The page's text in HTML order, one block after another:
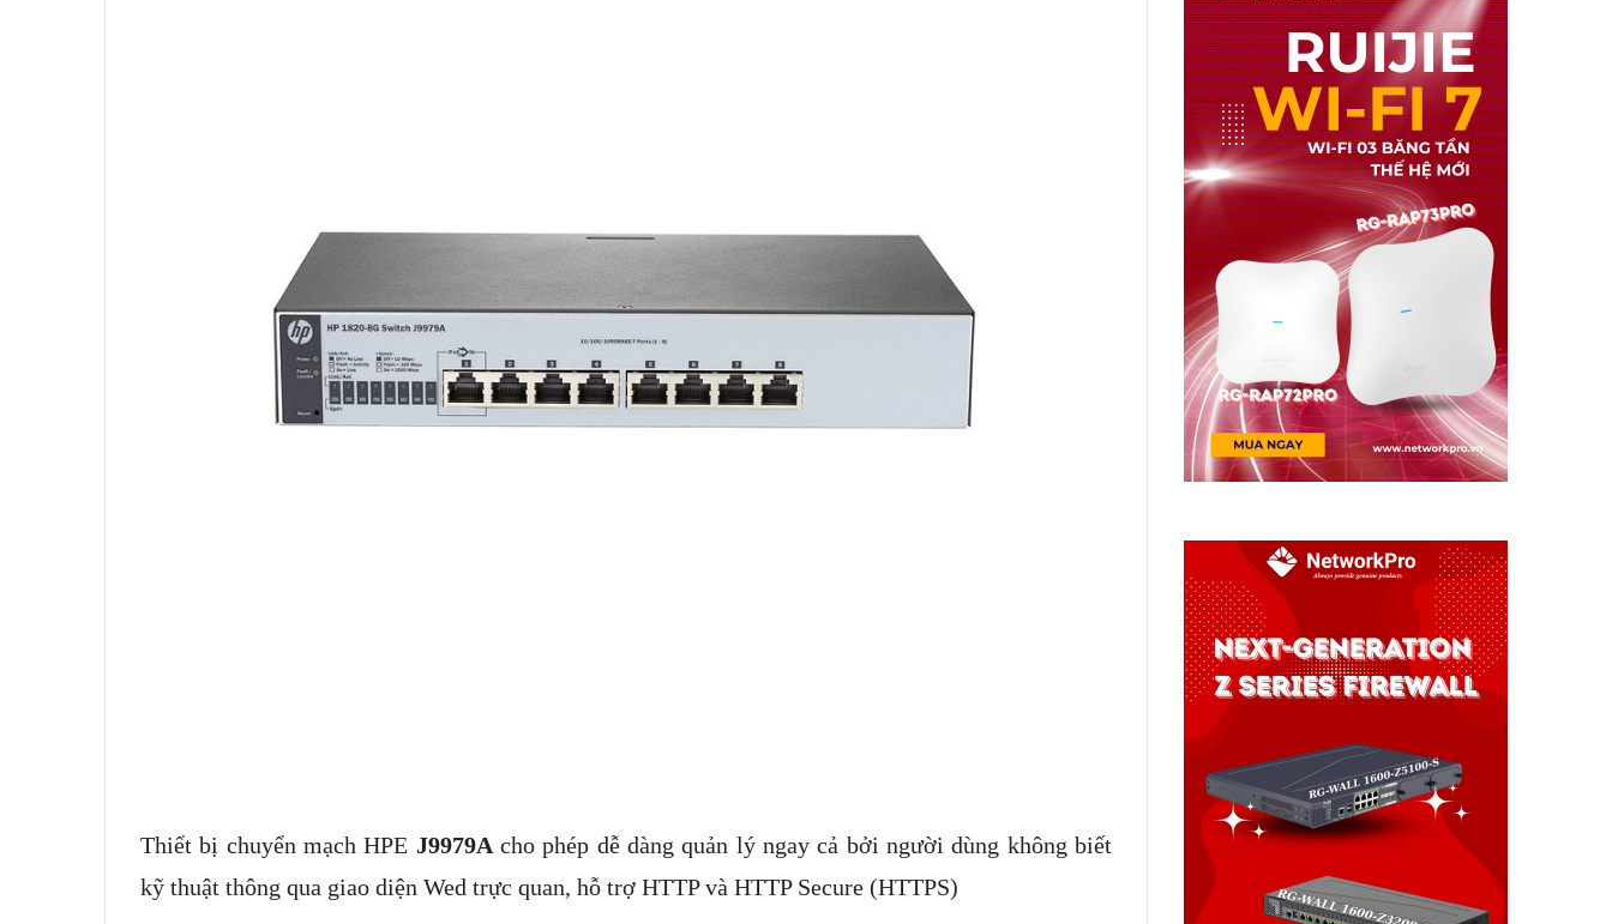
Thiết bị chuyển mạch HPE J9979Acho phép dễ dàng quản lý ngay cả bởi người dùng không biết
kỹ thuật thông qua giao diện Wed trực quan, hỗ trợ HTTP và HTTP Secure (HTTPS)